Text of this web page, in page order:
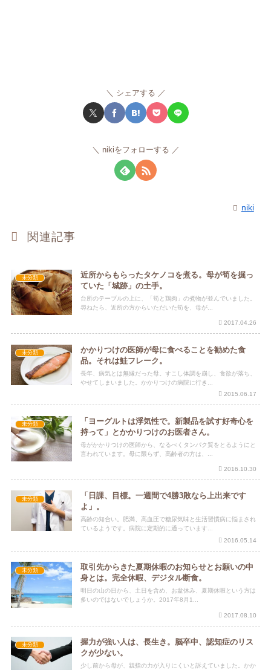
シェアする
nikiをフォローする
niki
関連記事
未分類
近所からもらったタケノコを煮る。母が筍を掘っ
ていた「城跡」の土手。
台所のテーブルの上に、「筍と鶏肉」の煮物が並んでいました。
尋ねたら、近所の方からいただいた筍を、母が...
2017.04.26
未分類
かかりつけの医師が母に食べることを勧めた食
品。それは鮭フレーク。
長年、病気とは無縁だった母。すこし体調を崩し、食欲が落ち、
やせてしまいました。かかりつけの病院に行き...
2015.06.17
未分類
「ヨーグルトは浮気性で。新製品を試す好奇心を
持って」とかかりつけのお医者さん。
母がかかりつけの医師から、なるべくタンパク質をとるようにと
言われています。母に限らず、高齢者の方は、...
2016.10.30
未分類
「日課、目標。一週間で4勝3敗なら上出来です
よ」。
高齢の知合い。肥満、高血圧で糖尿気味と生活習慣病に悩まされ
ているようです。病院に定期的に通っています...
2016.05.14
未分類
取引先からきた夏期休暇のお知らせとお願いの中
身とは。完全休暇、デジタル断食。
明日の山の日から、土日を含め、お盆休み、夏期休暇という方は
多いのではないでしょうか。2017年8月1...
2017.08.10
未分類
握力が強い人は、長生き。脳卒中、認知症のリス
クが少ない。
少し前から母が、親指の力が入りにくいと訴えていました。かか